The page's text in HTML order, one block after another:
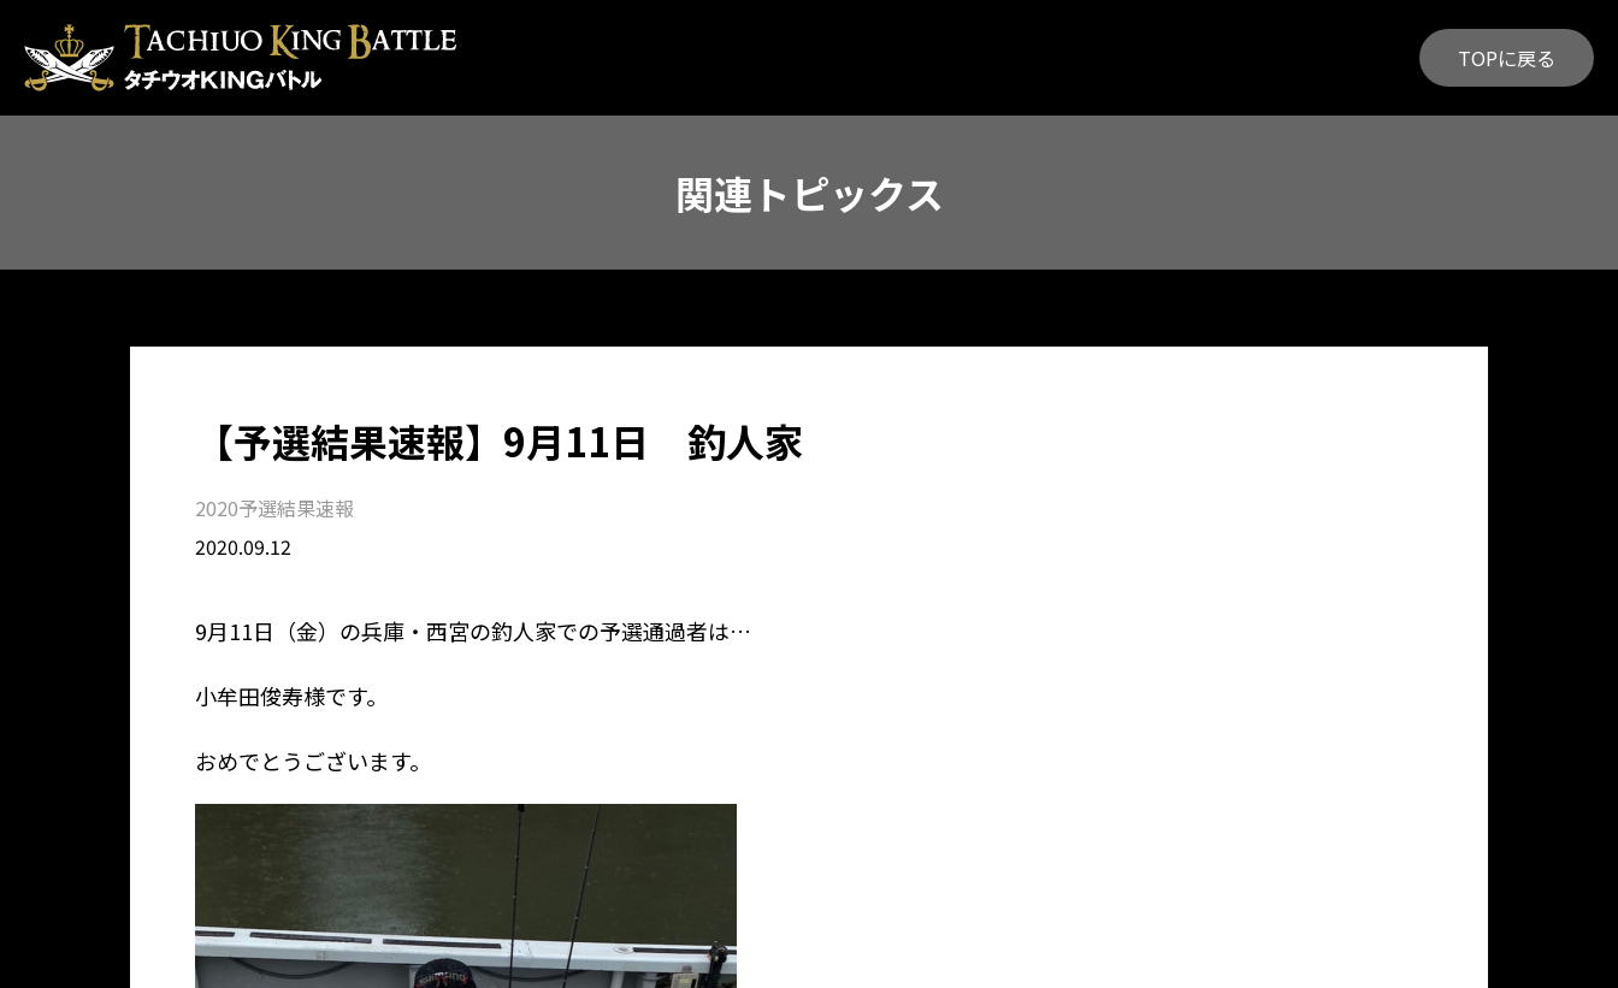
TOPに戻る
関連トピックス
【予選結果速報】9月11日 釣人家
2020予選結果速報
2020.09.12
9月11日（金）の兵庫・西宮の釣人家での予選通過者は…
小牟田俊寿様です。
おめでとうございます。